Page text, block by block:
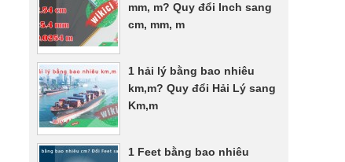
mm, m? Quy đổi Inch sang
cm, mm, m
1 hải lý bằng bao nhiêu
km,m? Quy đổi Hải Lý sang
Km,m
1 Feet bằng bao nhiêu